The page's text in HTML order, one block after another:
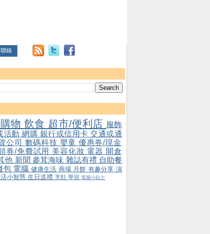
聯絡
物 飲食 超市/便利店 服飾
活動 網購 銀行或信用卡 交通或通
公司 數碼科技 嬰童 優惠券/現金
券/免費試用 美容化妝 電器 開倉
他 新聞參茸海味 雜誌有禮 自助餐
包 電腦 健康生活 商場 月餅 有趣分享 演
小智慧 生日送禮 烹飪 學習 電腦小貼士